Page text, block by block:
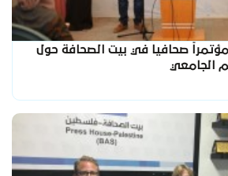
مؤتمراً صحافيا في بيت الصحافة حول
الجامعي